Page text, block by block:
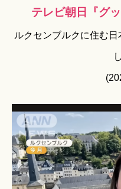
テレビ朝日『グ
ルクセンブルクに住む